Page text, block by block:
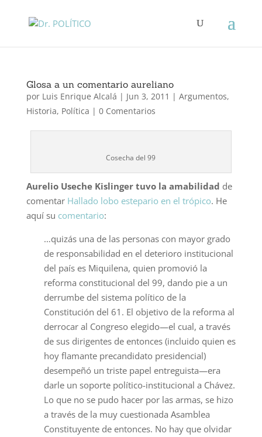
Glosa a un comentario aureliano
por Luis Enrique Alcalá | Jun 3, 2011 | Argumentos,
Historia, Política | 0 Comentarios
Cosecha del 99
Aurelio Useche Kislinger tuvo la amabilidad de
comentar Hallado lobo estepario en el trópico. He
aquí su comentario:
…quizás una de las personas con mayor grado
de responsabilidad en el deterioro institucional
del país es Miquilena, quien promovió la
reforma constitucional del 99, dando pie a un
derrumbe del sistema político de la
Constitución del 61. El objetivo de la reforma al
derrocar al Congreso elegido—el cual, a través
de sus dirigentes de entonces (incluido quien es
hoy flamante precandidato presidencial)
desempeñó un triste papel entreguista—era
darle un soporte político-institucional a Chávez.
Lo que no se pudo hacer por las armas, se hizo
a través de la muy cuestionada Asamblea
Constituyente de entonces. No hay que olvidar